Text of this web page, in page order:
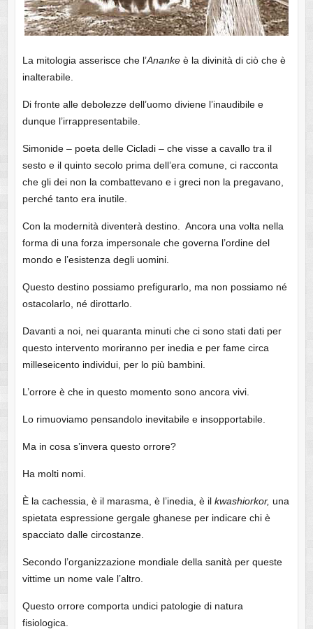
La mitologia asserisce che l’Anankeè la divinità di ciò che è
inalterabile.
Di fronte alle debolezze dell’uomo diviene l’inaudibile e
dunque l’irrappresentabile.
Simonide – poeta delle Cicladi – che visse a cavallo tra il
sesto e il quinto secolo prima dell’era comune, ci racconta
che gli dei non la combattevano e i greci non la pregavano,
perché tanto era inutile.
Con la modernità diventerà destino. Ancora una volta nella
forma di una forza impersonale che governa l’ordine del
mondo e l’esistenza degli uomini.
Questo destino possiamo prefigurarlo, ma non possiamo né
ostacolarlo, né dirottarlo.
Davanti a noi, nei quaranta minuti che ci sono stati dati per
questo intervento moriranno per inedia e per fame circa
milleseicento individui, per lo più bambini.
L’orrore è che in questo momento sono ancora vivi.
Lo rimuoviamo pensandolo inevitabile e insopportabile.
Ma in cosa s’invera questo orrore?
Ha molti nomi.
È la cachessia, è il marasma, è l’inedia, è il kwashiorkor, una
spietata espressione gergale ghanese per indicare chi è
spacciato dalle circostanze.
Secondo l’organizzazione mondiale della sanità per queste
vittime un nome vale l’altro.
Questo orrore comporta undici patologie di natura
fisiologica.